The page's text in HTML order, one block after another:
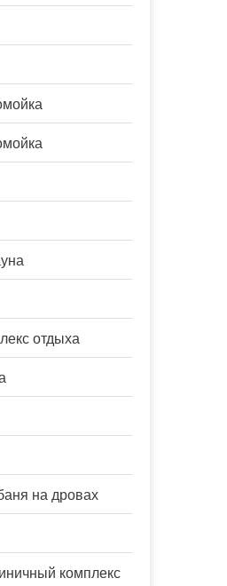
отдыха
на дровах
комплекс